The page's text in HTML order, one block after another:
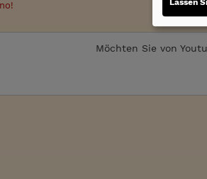
Möchten Sie von